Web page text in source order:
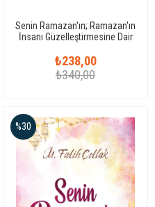
Senin Ramazan'ın; Ramazan'ın
İnsanı Güzelleştirmesine Dair
₺238,00
₺340,00
%30